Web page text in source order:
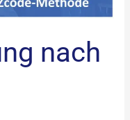
nach